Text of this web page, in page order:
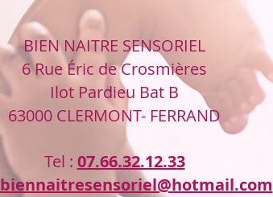
BIEN NAITRE SENSORIEL
6 Rue Éric de Crosmières
Ilot Pardieu Bat B
63000 CLERMONT- FERRAND
Tel : 07.66.32.12.33
biennaitresensoriel@hotmail.com